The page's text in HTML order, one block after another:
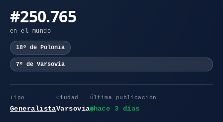
#250.765
en el mundo
18º de Polonia
7º de Varsovia
Tipo
Generalista
Ciudad
Varsovia
Última publicación
hace 3 días